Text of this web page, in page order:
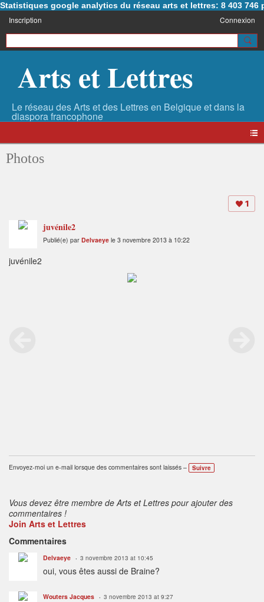
Statistiques google analytics du réseau arts et lettres: 8 403 746
Inscription Connexion
Arts et Lettres
Photos
1
juvénile2
Publié(e) par Delvaeye le 3 novembre 2013 à 10:22
juvénile2
Envoyez-moi un e-mail lorsque des commentaires sont laissés – Suivre
Vous devez être membre de Arts et Lettres pour ajouter des
commentaires !
Join Arts et Lettres
Commentaires
Delvaeye 3 novembre 2013 at 10:45
oui, vous êtes aussi de Braine?
Wouters Jacques 3 novembre 2013 at 9:27